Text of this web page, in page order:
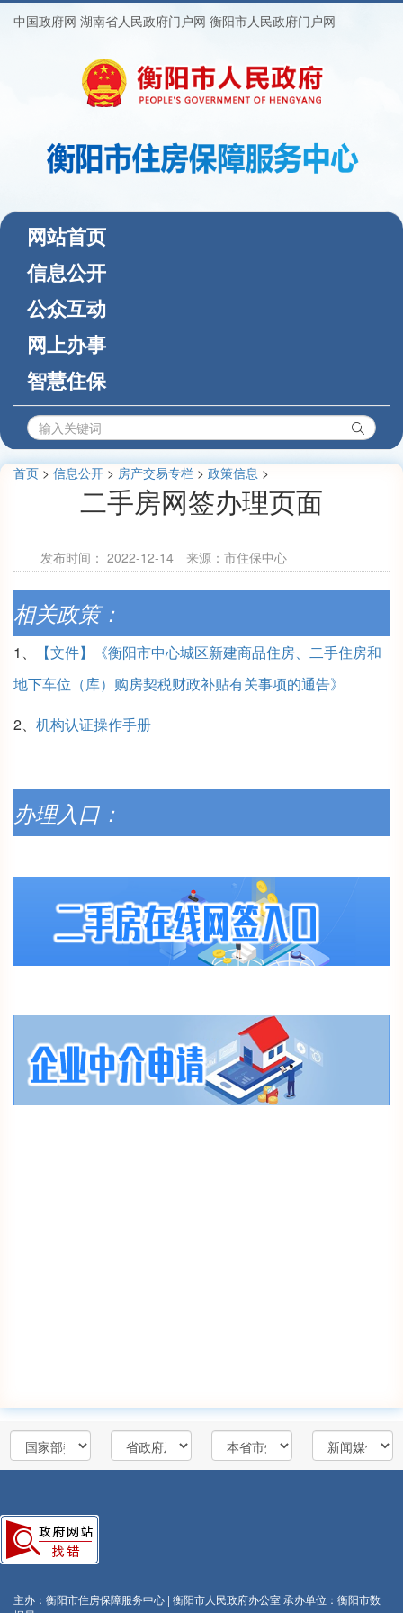
中国政府网 湖南省人民政府门户网 衡阳市人民政府门户网
网站首页(current)
信息公开
公众互动
网上办事
智慧住保
首页 > 信息公开 > 房产交易专栏 > 政策信息 >
二手房网签办理页面
发布时间： 2022-12-14 来源：市住保中心
相关政策：
1、
【文件】《衡阳市中心城区新建商品住房、二手住房和
地下车位（库）购房契税财政补贴有关事项的通告》
2、 机构认证操作手册
办理入口：
主办：衡阳市住房保障服务中心 | 衡阳市人民政府办公室承办单位：衡阳市数